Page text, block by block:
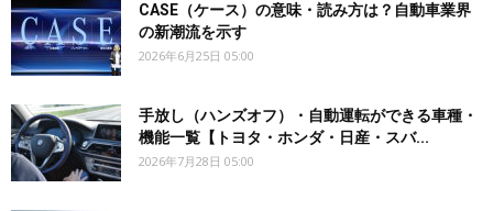
CASE（ケース）の意味・読み方は？自動車業界
の新潮流を示す
2026年6月25日 05:00
手放し（ハンズオフ）・自動運転ができる車種・
機能一覧【トヨタ・ホンダ・日産・スバ...
2026年7月28日 05:00